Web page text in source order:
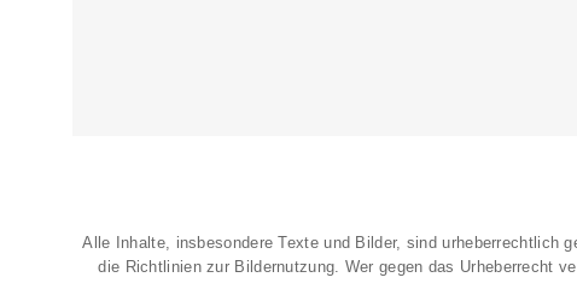
Alle Inhalte, insbesondere Texte und Bilder, sind urheberrechtlich
die Richtlinien zur Bildernutzung. Wer gegen das Urheberrecht